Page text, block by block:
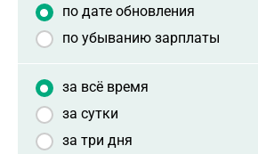
по дате обновления
по убыванию зарплаты
за всё время
за сутки
за три дня